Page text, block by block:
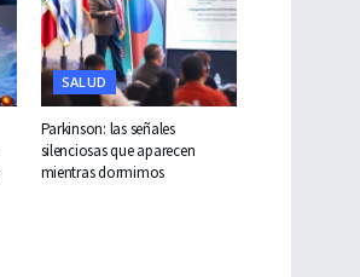
SALUD
Parkinson: las señales
silenciosas que aparecen
mientras dormimos